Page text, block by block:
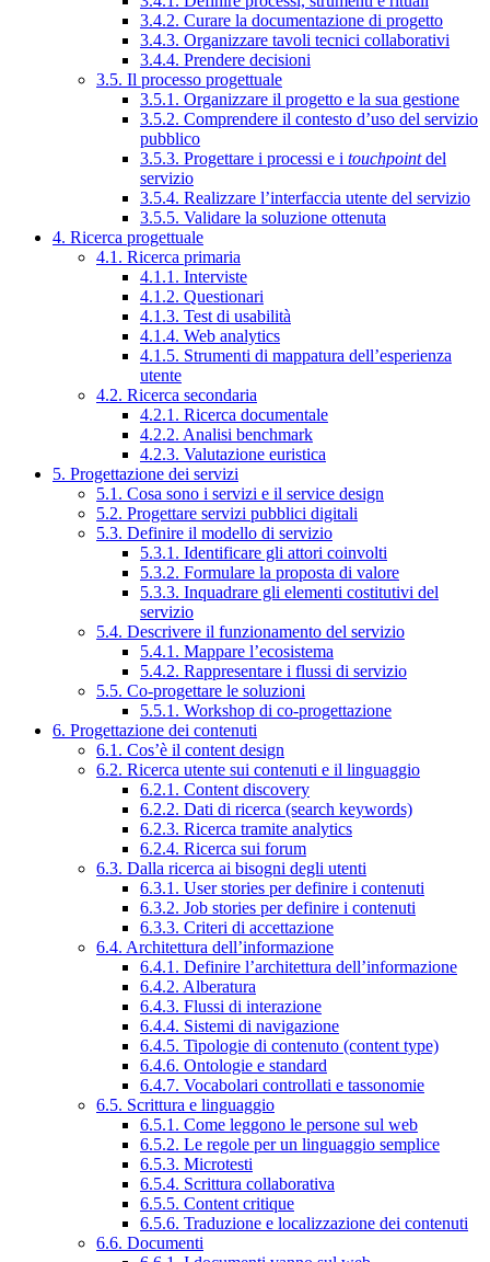
3.4.2. Curare la documentazione di progetto
3.4.3. Organizzare tavoli tecnici collaborativi
3.4.4. Prendere decisioni
3.5. Il processo progettuale
3.5.1. Organizzare il progetto e la sua gestione
3.5.2. Comprendere il contesto d’uso del servizio
pubblico
3.5.3. Progettare i processi e i touchpointdel
servizio
3.5.4. Realizzare l’interfaccia utente del servizio
3.5.5. Validare la soluzione ottenuta
4. Ricerca progettuale
4.1. Ricerca primaria
4.1.1. Interviste
4.1.2. Questionari
4.1.3. Test di usabilità
4.1.4. Web analytics
4.1.5. Strumenti di mappatura dell’esperienza
utente
4.2. Ricerca secondaria
4.2.1. Ricerca documentale
4.2.2. Analisi benchmark
4.2.3. Valutazione euristica
5. Progettazione dei servizi
5.1. Cosa sono i servizi e il service design
5.2. Progettare servizi pubblici digitali
5.3. Definire il modello di servizio
5.3.1. Identificare gli attori coinvolti
5.3.2. Formulare la proposta di valore
5.3.3. Inquadrare gli elementi costitutivi del
servizio
5.4. Descrivere il funzionamento del servizio
5.4.1. Mappare l’ecosistema
5.4.2. Rappresentare i flussi di servizio
5.5. Co-progettare le soluzioni
5.5.1. Workshop di co-progettazione
6. Progettazione dei contenuti
6.1. Cos’è il content design
6.2. Ricerca utente sui contenuti e il linguaggio
6.2.1. Content discovery
6.2.2. Dati di ricerca (search keywords)
6.2.3. Ricerca tramite analytics
6.2.4. Ricerca sui forum
6.3. Dalla ricerca ai bisogni degli utenti
6.3.1. User stories per definire i contenuti
6.3.2. Job stories per definire i contenuti
6.3.3. Criteri di accettazione
6.4. Architettura dell’informazione
6.4.1. Definire l’architettura dell’informazione
6.4.2. Alberatura
6.4.3. Flussi di interazione
6.4.4. Sistemi di navigazione
6.4.5. Tipologie di contenuto (content type)
6.4.6. Ontologie e standard
6.4.7. Vocabolari controllati e tassonomie
6.5. Scrittura e linguaggio
6.5.1. Come leggono le persone sul web
6.5.2. Le regole per un linguaggio semplice
6.5.3. Microtesti
6.5.4. Scrittura collaborativa
6.5.5. Content critique
6.5.6. Traduzione e localizzazione dei contenuti
6.6. Documenti